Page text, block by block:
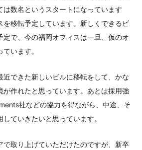
は数名というスタートになっています
を移転予定しています。新しくできるビ
定で、今の福岡オフィスは一旦、仮のオ
います。
近できた新しいビルに移転をして、かな
が作れたと思っています。あとは採用強
社などの協力を得ながら、中途、そ
ていきたいと思っています。
で取り上げていただけたのですが、新卒